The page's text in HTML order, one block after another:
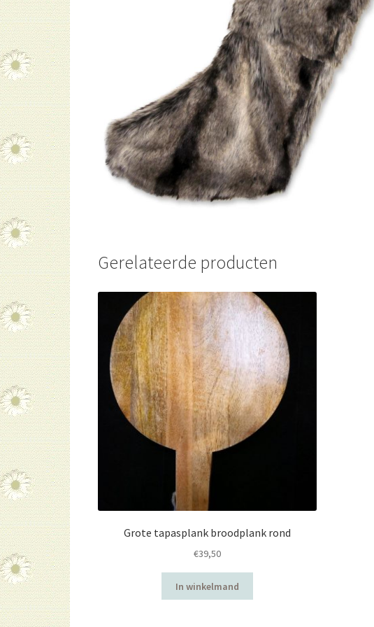
Gerelateerde producten
Grote tapasplank broodplank rond
€39,50
In winkelmand